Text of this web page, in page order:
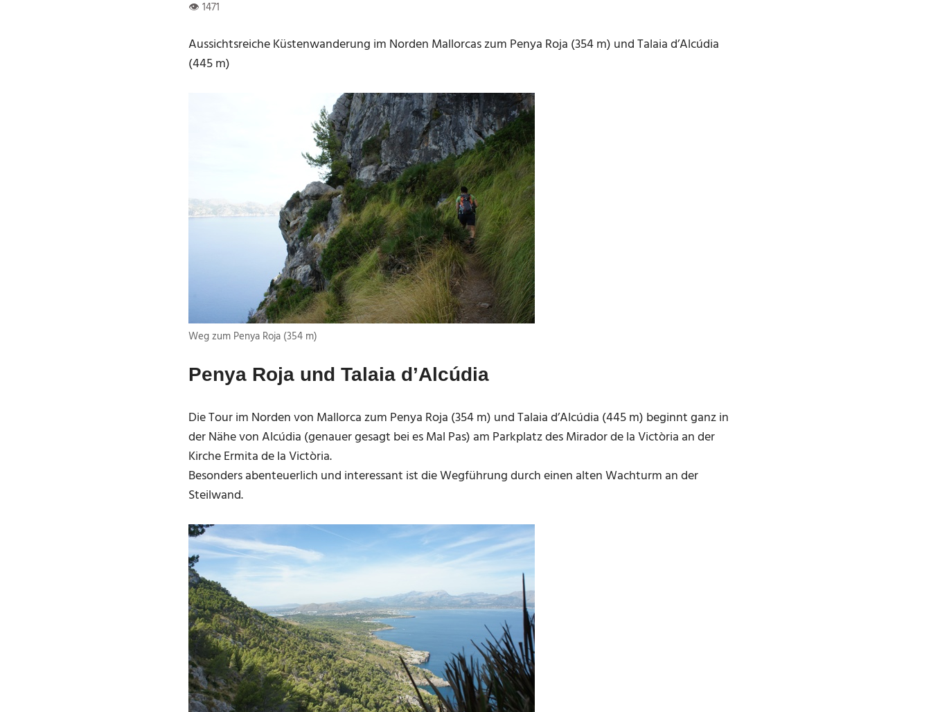
Aussichtsreiche Küstenwanderung im Norden Mallorcas zum Penya Roja (354 m) und Talaia d’Alcúdia
(445 m)
Weg zum Penya Roja (354 m)
Penya Roja und Talaia d’Alcúdia
Die Tour im Norden von Mallorca zum Penya Roja (354 m) und Talaia d’Alcúdia (445 m) beginnt ganz in
der Nähe von Alcúdia (genauer gesagt bei es Mal Pas) am Parkplatz des Mirador de la Victòria an der
Kirche Ermita de la Victòria.
Besonders abenteuerlich und interessant ist die Wegführung durch einen alten Wachturm an der
Steilwand.